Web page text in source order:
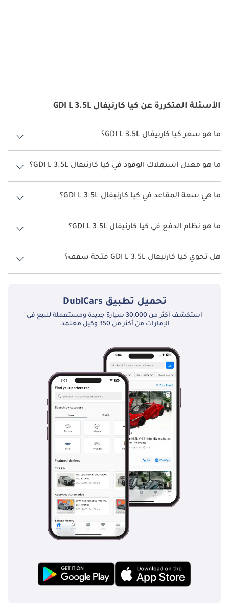
الأسئلة المتكررة عن كيا كارنيفال GDI L 3.5L
ما هو سعر كيا كارنيفال GDI L 3.5L؟
سعر كيا كارنيفال GDI L 3.5L هو درهم 152,250.
ما هو معدل استهلاك الوقود في كيا كارنيفال GDI L 3.5L؟
يبلغ معدل استهلاك الوقود المقترح من الشركة المصنعة لسيارة كيا
كارنيفال 2026 من 7 كم/ليتر.
ما هي سعة المقاعد في كيا كارنيفال GDI L 3.5L؟
تتسع كيا كارنيفال GDI L 3.5L لأ 8 أشخاص.
ما هو نظام الدفع في كيا كارنيفال GDI L 3.5L؟
نظام الدفع في كيا كارنيفال Front Wheel Drive GDI L 3.5L.
هل تحوي كيا كارنيفال GDI L 3.5L فتحة سقف؟
نعم توفر كيا كارنيفال GDI L 3.5L فتحة السقف كخيار.
تحميل تطبيق DubiCars
استكشف أكثر من 30،000 سيارة جديدة ومستعملة للبيع في
الإمارات من أكثر من 350 وكيل معتمد.